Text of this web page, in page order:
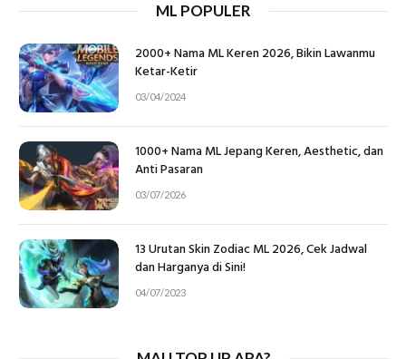
ML POPULER
2000+ Nama ML Keren 2026, Bikin Lawanmu
Ketar-Ketir
03/04/2024
1000+ Nama ML Jepang Keren, Aesthetic, dan
Anti Pasaran
03/07/2026
13 Urutan Skin Zodiac ML 2026, Cek Jadwal
dan Harganya di Sini!
04/07/2023